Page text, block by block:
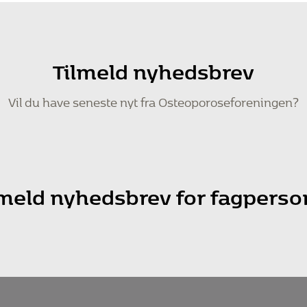
Tilmeld nyhedsbrev
Vil du have seneste nyt fra Osteoporoseforeningen?
nyhedsbrev for